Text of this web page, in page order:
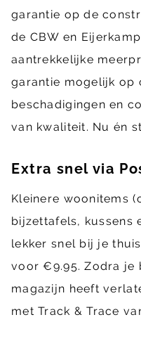
garantie op de
de CBW en
aantrekkelijke
garantie mogelijk op
beschadigingen en
van kwaliteit. Nu én
Extra snel via
Kleinere woonitems
bijzettafels, kussens
lekker snel bij je
voor €9.95. Zodra je
magazijn heeft
met Track & Trace